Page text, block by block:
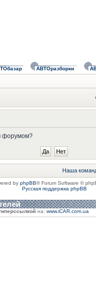
АВТОразборки
форумом?
Наша
by phpBB® Forum Software ©
Русская поддержка phpBB
на: www.iCAR.com.ua